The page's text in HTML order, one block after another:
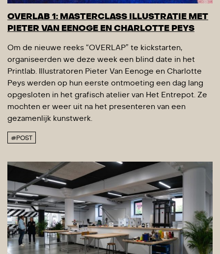
OVERLAB 1: MASTERCLASS ILLUSTRATIE MET
PIETER VAN EENOGE EN CHARLOTTE PEYS
Om de nieuwe reeks “OVERLAP” te kickstarten,
organiseerden we deze week een blind date in het
Printlab. Illustratoren Pieter Van Eenoge en Charlotte
Peys werden op hun eerste ontmoeting een dag lang
opgesloten in het grafisch atelier van Het Entrepot. Ze
mochten er weer uit na het presenteren van een
gezamenlijk kunstwerk.
#POST